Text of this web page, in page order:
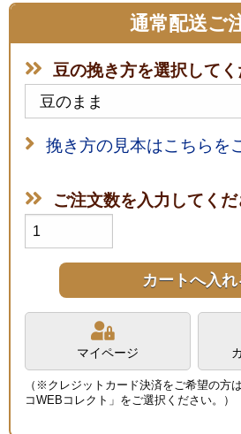
通常配送ご
豆の挽き方を選択して
挽き方の見本はこちらを
ご注文数を入力してく
マイページ
（※クレジットカード決済をご希望の方
コWEBコレクト」をご選択ください。）